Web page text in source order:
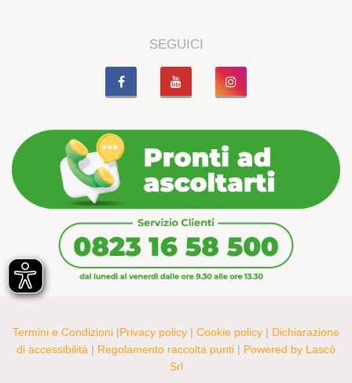
SEGUICI
Termini e Condizioni |Privacy policy | Cookie policy | Dichiarazione
di accessibilità | Regolamento raccolta punti | Powered by Lascò
Srl